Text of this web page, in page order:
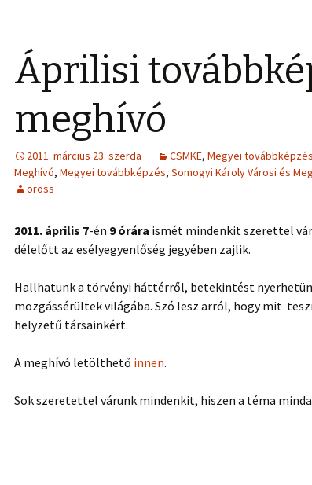
Áprilisi
meghívó
2011. március 23. szerda CSMKE, Megyei továbbképzés
Meghívó, Megyei továbbképzés, Somogyi Károly Városi és
oross
2011. április 7-én 9 órára ismét mindenkit szerettel
délelőtt az esélyegyenlőség jegyében zajlik.
Hallhatunk a törvényi háttérről, betekintést
mozgássérültek világába. Szó lesz arról, hogy mit
helyzetű társainkért.
A meghívó letölthető innen.
Sok szeretettel várunk mindenkit, hiszen a téma